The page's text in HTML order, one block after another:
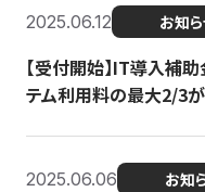
2025.06.12 お知
【受付開始】IT導入補
テム利用料の最大2/3
2025.06.06 お知